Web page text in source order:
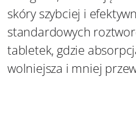
skóry szybciej i
standardowych
tabletek, gdzie
wolniejsza i mniej